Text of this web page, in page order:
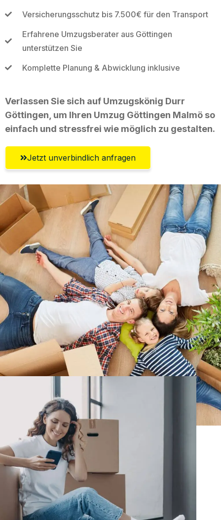
Versicherungsschutz bis 7.500€ für den Transport
Erfahrene Umzugsberater aus Göttingen
unterstützen Sie
Komplette Planung & Abwicklung inklusive
Verlassen Sie sich auf Umzugskönig Durr
Göttingen, um Ihren Umzug Göttingen Malmö so
einfach und stressfrei wie möglich zu gestalten.
Jetzt unverbindlich anfragen